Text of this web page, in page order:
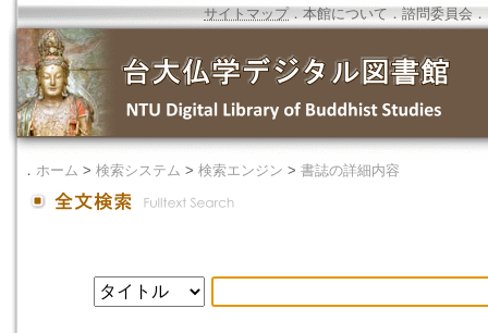
サイトマップ．本館について ． 諮問委員会 ．
． ホーム > 検索システム > 検索エンジン > 書誌の詳細内容